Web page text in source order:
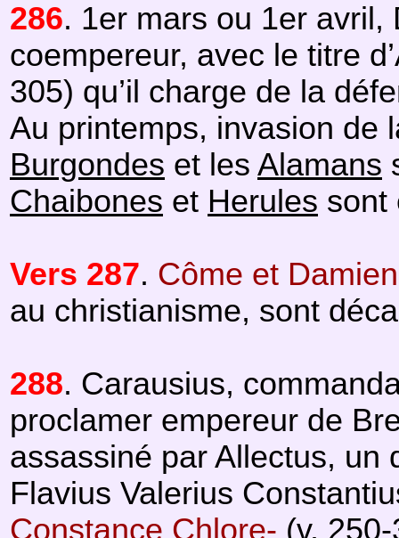
286. 1er mars ou 1er
coempereur, avec le titre
305) qu’il charge de la
Au printemps, invasion de
Burgondes et les Alamans
Chaibones et Herules sont
Vers 287. Côme et Damien
au christianisme, sont
288. Carausius,
proclamer empereur de
assassiné par Allectus, un
Flavius Valerius
Constance Chlore- (v.